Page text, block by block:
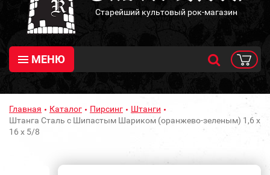
Старейший культовый рок-магазин
МЕНЮ
Главная Каталог Пирсинг
Штанги
Штанга Сталь с Шипастым Шариком (оранжево-зеленым) 1,6 х
16 х 5/8